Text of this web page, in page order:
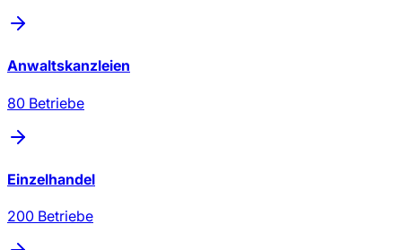
Anwaltskanzleien
80 Betriebe
Einzelhandel
200 Betriebe